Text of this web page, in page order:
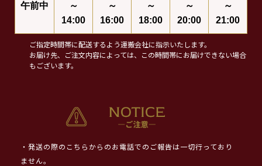
午前中
～
14:00
～
16:00
～
18:00
～
20:00
～
21:00
ご指定時間帯に配送するよう運搬会社に指示いたします。
お届け先、ご注文内容によっては、この時間帯にお届けできない場合
もございます。
・発送の際のこちらからのお電話でのご報告は一切行っており
ません。